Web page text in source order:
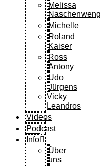
Melissa
Naschenweng
Michelle
Roland
Kaiser
Ross
Antony
Udo
Jürgens
Vicky
Leandros
Videos
Podcast
Info
Über
uns